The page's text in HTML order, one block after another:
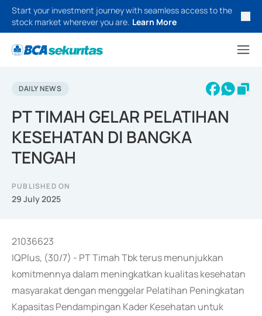
Start your investment journey with seamless access to the
stock market wherever you are. Learn More
DAILY NEWS
PT TIMAH GELAR PELATIHAN
KESEHATAN DI BANGKA
TENGAH
PUBLISHED ON
29 July 2025
21036623
IQPlus, (30/7) - PT Timah Tbk terus menunjukkan
komitmennya dalam meningkatkan kualitas kesehatan
masyarakat dengan menggelar Pelatihan Peningkatan
Kapasitas Pendampingan Kader Kesehatan untuk